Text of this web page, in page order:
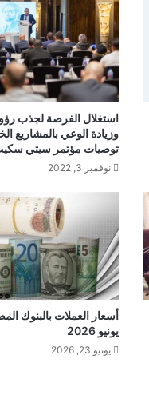
استغلال الفرصة لجذب
وزيادة الوعي بالمشاريع
توصيات مؤتمر سيتي
نوفمبر 3, 2022
يونيو 2026
يونيو 23, 2026